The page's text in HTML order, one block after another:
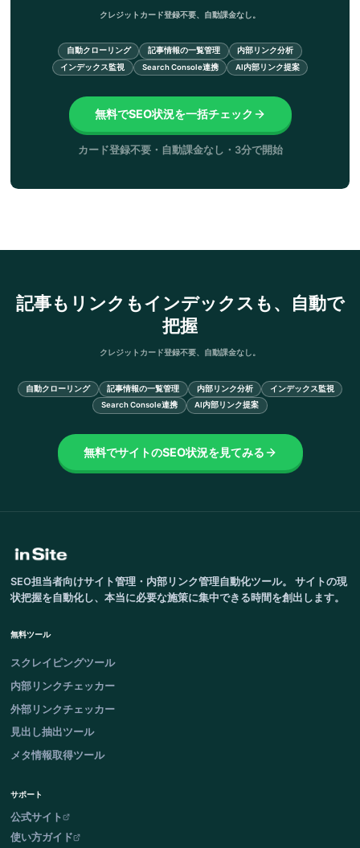
クレジットカード登録不要、自動課金なし。
自動クローリング 記事情報の一覧管理
内部リンク分析
インデックス監視
Search Console連携 AI内部リンク提案
無料でSEO状況を一括チェック
カード登録不要・自動課金なし・3分で開始
記事もリンクもインデックスも、自動で
把握
クレジットカード登録不要、自動課金なし。
自動クローリング 記事情報の一覧管理 内部リンク分析
インデックス監視
Search Console連携
AI内部リンク提案
無料でサイトのSEO状況を見てみる
SEO担当者向けサイト管理・内部リンク管理自動化ツール。 サイトの現
状把握を自動化し、本当に必要な施策に集中できる時間を創出します。
無料ツール
スクレイピングツール
内部リンクチェッカー
外部リンクチェッカー
見出し抽出ツール
メタ情報取得ツール
サポート
公式サイト
使い方ガイド